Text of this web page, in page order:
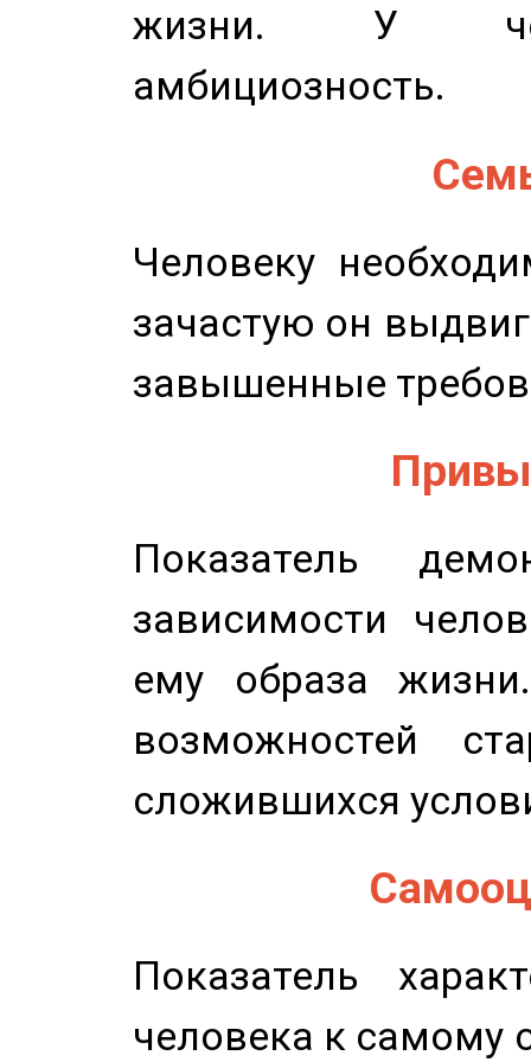
жизни. У
амбициозность.
Человеку
зачастую он
завышенные
Показатель
зависимости
ему образа
возможностей
сложившихся
Показатель
человека к самому